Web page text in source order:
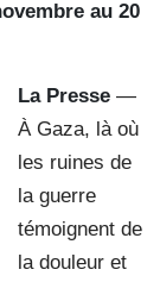
au 20
La Presse —
À Gaza, là où
les ruines de
la guerre
témoignent de
la douleur et